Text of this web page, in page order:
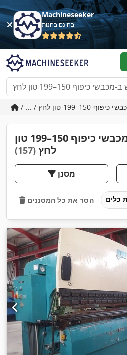
Machineseeker
בחינם בחנות
משמש למכירה מכבשי כיפוף 150–199 טון
לחץ (157)
מסנן
הסר את כל המסננים